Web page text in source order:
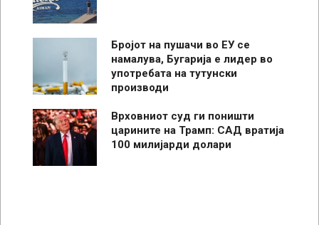
Бројот на пушачи во ЕУ се
намалува, Бугарија е лидер во
употребата на тутунски
производи
Врховниот суд ги поништи
царините на Трамп: САД вратија
100 милијарди долари